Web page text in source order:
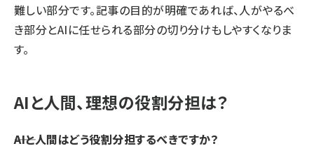
難しい部分です。記事の目的が明確であれば、人がやるべ
き部分とAIに任せられる部分の切り分けもしやすくなりま
す。
AIと人間、理想の役割分担は？
――AIと人間はどう役割分担するべきですか？